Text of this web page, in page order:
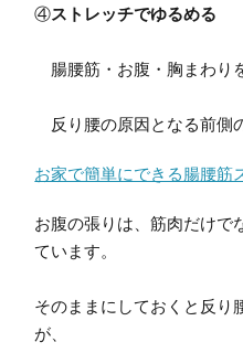
④ストレッチでゆるめる
腸腰筋・お腹・胸まわり
反り腰の原因となる前側
お家で簡単にできる腸腰筋
お腹の張りは、筋肉だけで
ています。
そのままにしておくと反り
が、